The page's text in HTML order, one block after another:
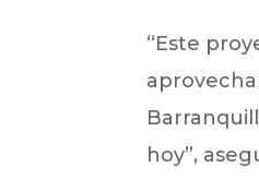
“Este
hoy”,